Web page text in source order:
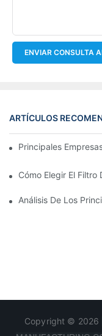
ENVIAR CONSULTA
ARTÍCULOS
Principales
Cómo Elegir El
Análisis De Los
Copyright © 2026